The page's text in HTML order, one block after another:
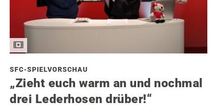
SFC-SPIELVORSCHAU
„Zieht euch warm an und nochmal
drei Lederhosen drüber!“